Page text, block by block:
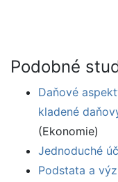
Podobné
Daňové
kladené
(Ekonomie)
Jednoduché
Podstata a